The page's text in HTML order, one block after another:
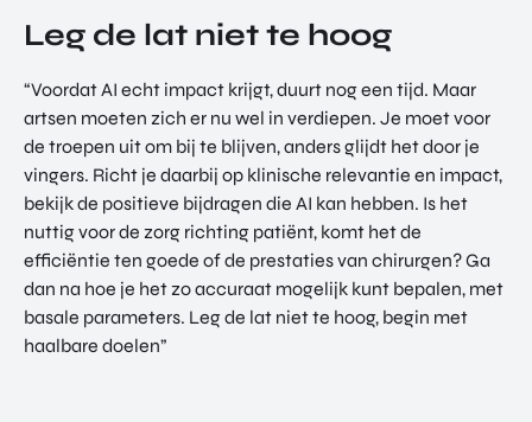
Leg de lat niet te hoog
“Voordat AI echt impact krijgt, duurt nog een tijd. Maar
artsen moeten zich er nu wel in verdiepen. Je moet voor
de troepen uit om bij te blijven, anders glijdt het door je
vingers. Richt je daarbij op klinische relevantie en impact,
bekijk de positieve bijdragen die AI kan hebben. Is het
nuttig voor de zorg richting patiënt, komt het de
efficiëntie ten goede of de prestaties van chirurgen? Ga
dan na hoe je het zo accuraat mogelijk kunt bepalen, met
basale parameters. Leg de lat niet te hoog, begin met
haalbare doelen”